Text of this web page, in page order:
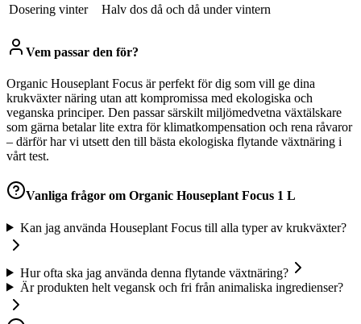
Dosering vinter
Halv dos då och då under vintern
Vem passar den för?
Organic Houseplant Focus är perfekt för dig som vill ge dina
krukväxter näring utan att kompromissa med ekologiska och
veganska principer. Den passar särskilt miljömedvetna växtälskare
som gärna betalar lite extra för klimatkompensation och rena råvaror
– därför har vi utsett den till bästa ekologiska flytande växtnäring i
vårt test.
Vanliga frågor om Organic Houseplant Focus 1 L
Kan jag använda Houseplant Focus till alla typer av krukväxter?
Hur ofta ska jag använda denna flytande växtnäring?
Är produkten helt vegansk och fri från animaliska ingredienser?